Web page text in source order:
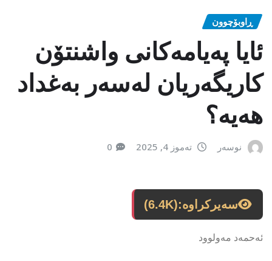
ڕاوبۆچوون
ئایا پەیامەکانی واشنتۆن
کاریگەریان لەسەر بەغداد
هەیە؟
نوسەر تەموز 4, 2025 0
سەیرکراوە:(6.4K)
ئەحمەد مەولوود